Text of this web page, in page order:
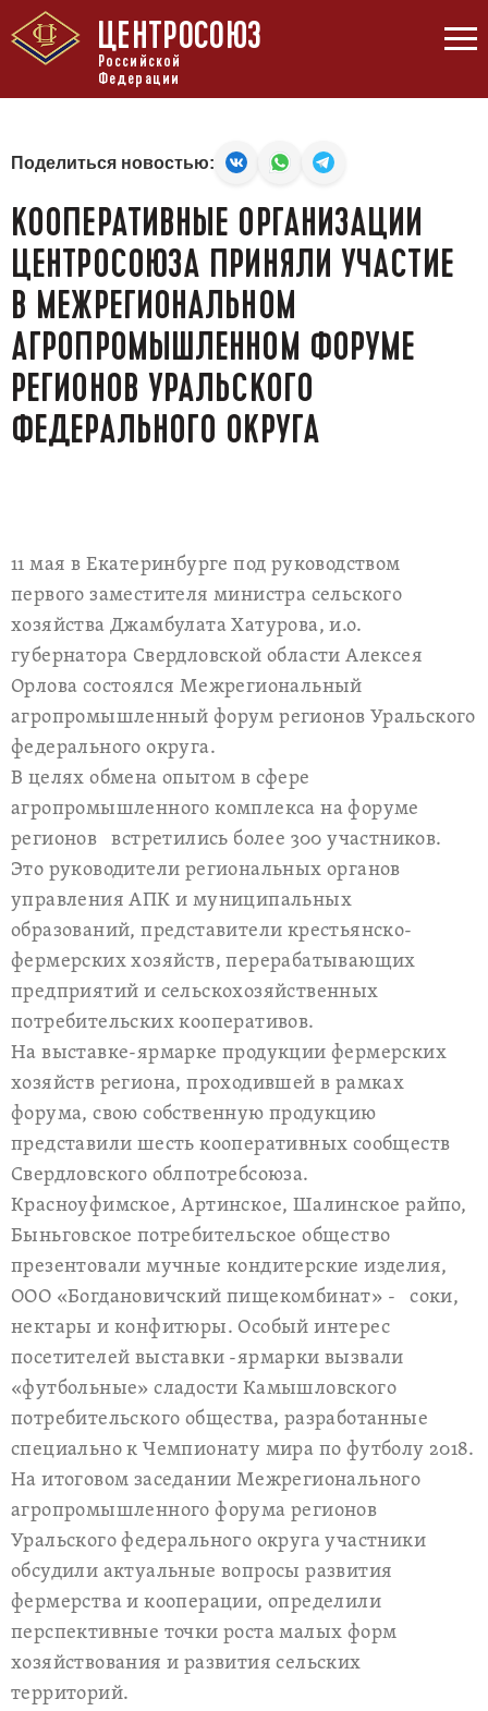
ЦЕНТРОСОЮЗ
Российской
Федерации
Поделиться новостью:
КООПЕРАТИВНЫЕ ОРГАНИЗАЦИИ
ЦЕНТРОСОЮЗА ПРИНЯЛИ УЧАСТИЕ
В МЕЖРЕГИОНАЛЬНОМ
АГРОПРОМЫШЛЕННОМ ФОРУМЕ
РЕГИОНОВ УРАЛЬСКОГО
ФЕДЕРАЛЬНОГО ОКРУГА
11 мая в Екатеринбурге под руководством
первого заместителя министра сельского
хозяйства Джамбулата Хатурова, и.о.
губернатора Свердловской области Алексея
Орлова состоялся Межрегиональный
агропромышленный форум регионов Уральского
федерального округа.
В целях обмена опытом в сфере
агропромышленного комплекса на форуме
регионов встретились более 300 участников.
Это руководители региональных органов
управления АПК и муниципальных
образований, представители крестьянско-
фермерских хозяйств, перерабатывающих
предприятий и сельскохозяйственных
потребительских кооперативов.
На выставке-ярмарке продукции фермерских
хозяйств региона, проходившей в рамках
форума, свою собственную продукцию
представили шесть кооперативных сообществ
Свердловского облпотребсоюза.
Красноуфимское, Артинское, Шалинское райпо,
Быньговское потребительское общество
презентовали мучные кондитерские изделия,
ООО «Богдановичский пищекомбинат» - соки,
нектары и конфитюры. Особый интерес
посетителей выставки -ярмарки вызвали
«футбольные» сладости Камышловского
потребительского общества, разработанные
специально к Чемпионату мира по футболу 2018.
На итоговом заседании Межрегионального
агропромышленного форума регионов
Уральского федерального округа участники
обсудили актуальные вопросы развития
фермерства и кооперации, определили
перспективные точки роста малых форм
хозяйствования и развития сельских
территорий.